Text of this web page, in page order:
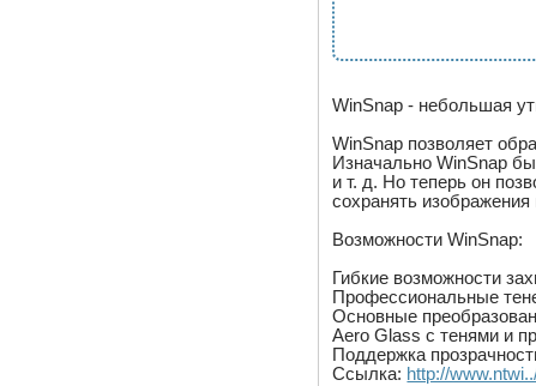
WinSnap - небольшая
WinSnap позволяет
Изначально WinSnap
и т. д. Но теперь он
сохранять
Возможности WinSnap:
Гибкие возможности
Профессиональные
Основные
Aero Glass с тенями и
Поддержка
Ссылка: http://